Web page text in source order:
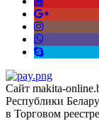
Сайт makita-
Республики
в Торговом